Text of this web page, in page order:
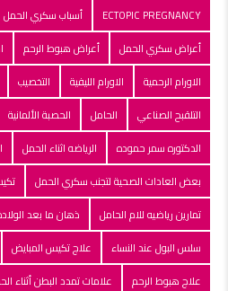
ECTOPIC PREGNANCY أسباب سكري الحمل
أعراض سكري الحمل
أعراض هبوط الرحم
الاورام الرحمية
الاورام الليفية التخصيب
التلقبح الصناعي
الحامل الحصبة الألمانية
الدكتوره سمر حموده
الرياضه اثناء الحمل
بعض العادات الصحية لتجنب سكري الحمل
تمارين رياضيه للام الحامل
ذهان ما بعد
سلس البول عند النساء
علاج تكيس المبايض
علاج هبوط الرحم
علامات تمدد البطن أثناء